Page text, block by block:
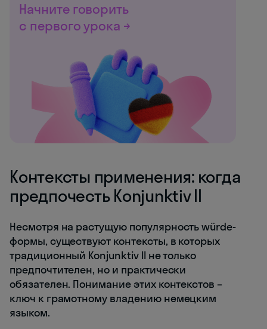
Начните говорить
с первого урока →
Контексты применения: когда
предпочесть Konjunktiv II
Несмотря на растущую популярность würde-
формы, существуют контексты, в которых
традиционный Konjunktiv II не только
предпочтителен, но и практически
обязателен. Понимание этих контекстов –
ключ к грамотному владению немецким
языком.